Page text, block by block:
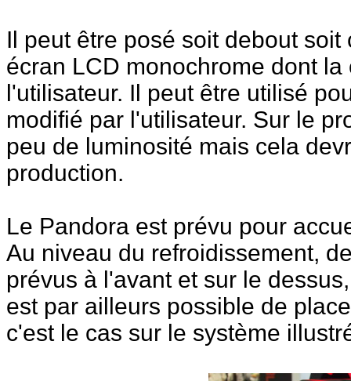
Il peut être posé soit debout
écran LCD monochrome dont
l'utilisateur. Il peut être utilisé
modifié par l'utilisateur. Sur le
peu de luminosité mais cela
production.
Le Pandora est prévu pour
Au niveau du refroidissement,
prévus à l'avant et sur le
est par ailleurs possible de
c'est le cas sur le système